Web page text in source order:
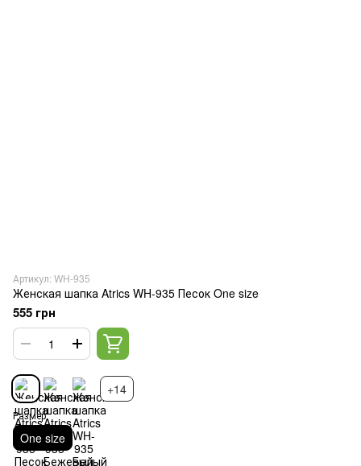
Артикул: WH-935
Женская шапка Atrics WH-935 Песок One size
555 грн
+14
Размер
One size